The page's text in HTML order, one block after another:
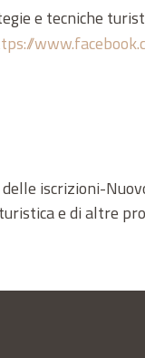
e tecniche
iscrizioni-
e di altre